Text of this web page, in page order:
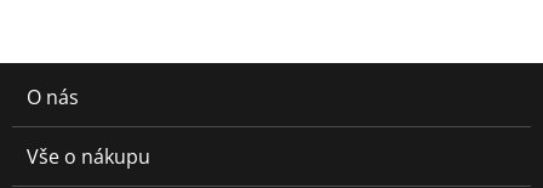
O nás
Vše o nákupu